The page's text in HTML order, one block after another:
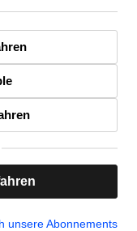
unsere Abonnements